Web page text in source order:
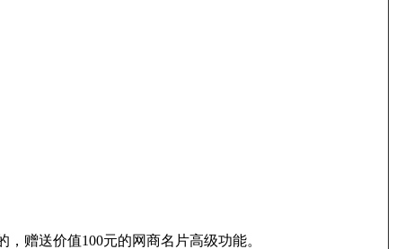
赠送价值100元的网商名片高级功能。